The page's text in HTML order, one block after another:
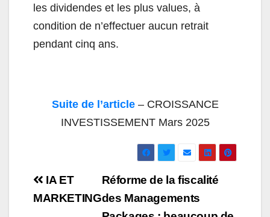
les dividendes et les plus values, à
condition de n’effectuer aucun retrait
pendant cinq ans.
Suite de l’article– CROISSANCE
INVESTISSEMENT Mars 2025
Navigation
de
Réforme de la fiscalité
des Managements
IA ET
MARKETING